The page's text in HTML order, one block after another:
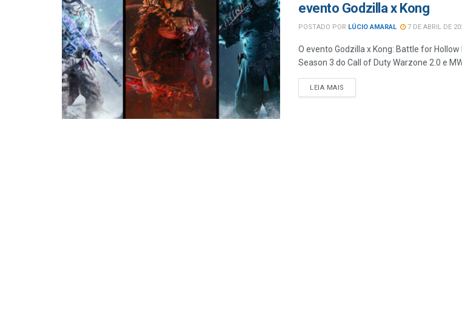
evento Godzilla x Kong
POSTADO POR LÚCIO AMARAL 7 DE ABRIL DE
O evento Godzilla x Kong: Battle for Hollow
Season 3 do Call of Duty Warzone 2.0 e
LEIA MAIS